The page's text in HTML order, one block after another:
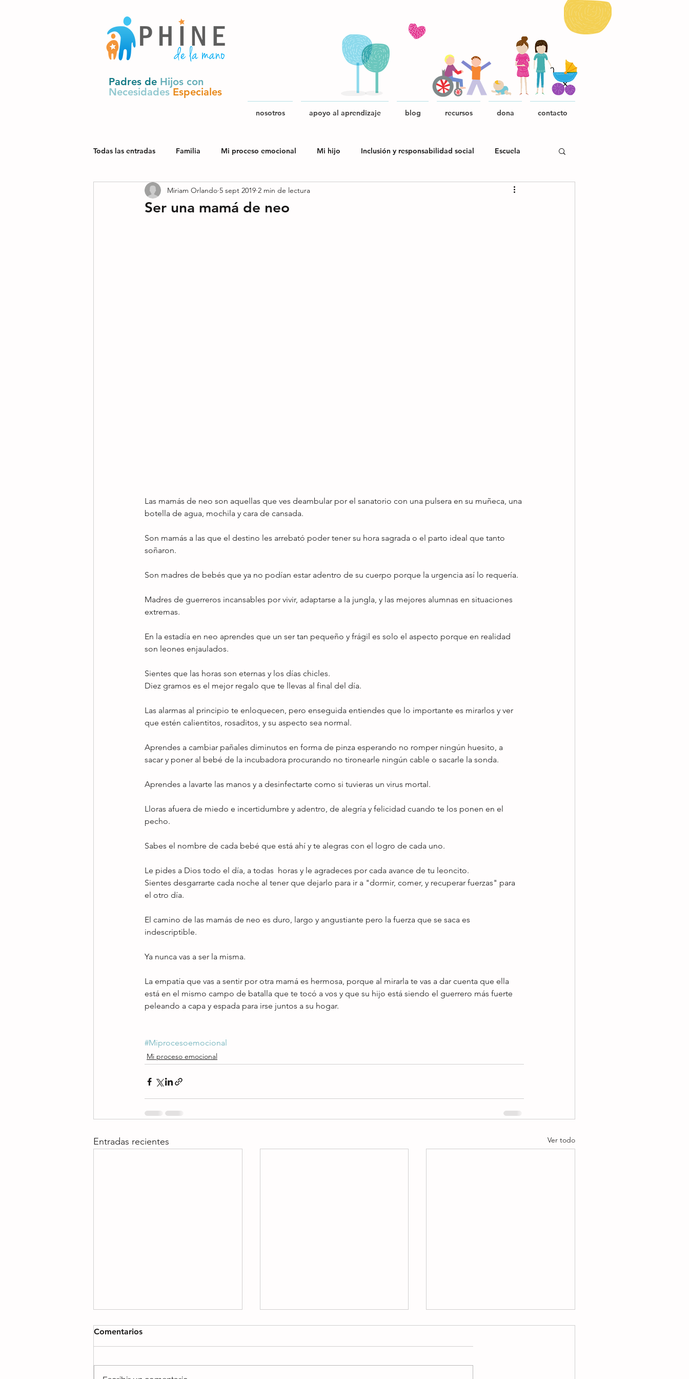
Padres de Hijos con
NecesidadesEspeciales
nosotros apoyo al aprendizaje blog recursos dona contacto
Todas las entradas Familia Mi proceso emocional Mi hijo Inclusión y responsabilidad social Escuela
Derechos y política pública
Ser una mamá de neo
Miriam Orlando 5 sept 2019 2 min de lectura
Las mamás de neo son aquellas que ves deambular por el sanatorio con una pulsera en su muñeca, una
botella de agua, mochila y cara de cansada.
Son mamás a las que el destino les arrebató poder tener su hora sagrada o el parto ideal que tanto
soñaron.
Son madres de bebés que ya no podían estar adentro de su cuerpo porque la urgencia así lo requería.
Madres de guerreros incansables por vivir, adaptarse a la jungla, y las mejores alumnas en situaciones
extremas.
En la estadía en neo aprendes que un ser tan pequeño y frágil es solo el aspecto porque en realidad
son leones enjaulados.
Sientes que las horas son eternas y los días chicles.
Diez gramos es el mejor regalo que te llevas al final del día.
Las alarmas al principio te enloquecen, pero enseguida entiendes que lo importante es mirarlos y ver
que estén calientitos, rosaditos, y su aspecto sea normal.
Aprendes a cambiar pañales diminutos en forma de pinza esperando no romper ningún huesito, a
sacar y poner al bebé de la incubadora procurando no tironearle ningún cable o sacarle la sonda.
Aprendes a lavarte las manos y a desinfectarte como si tuvieras un virus mortal.
Lloras afuera de miedo e incertidumbre y adentro, de alegría y felicidad cuando te los ponen en el
pecho.
Sabes el nombre de cada bebé que está ahí y te alegras con el logro de cada uno.
Le pides a Dios todo el día, a todas  horas y le agradeces por cada avance de tu leoncito.
Sientes desgarrarte cada noche al tener que dejarlo para ir a "dormir, comer, y recuperar fuerzas" para
el otro día.
El camino de las mamás de neo es duro, largo y angustiante pero la fuerza que se saca es
indescriptible.
Ya nunca vas a ser la misma.
La empatía que vas a sentir por otra mamá es hermosa, porque al mirarla te vas a dar cuenta que ella
está en el mismo campo de batalla que te tocó a vos y que su hijo está siendo el guerrero más fuerte
peleando a capa y espada para irse juntos a su hogar.
#Miprocesoemocional
Mi proceso emocional
Entradas recientes Ver todo
Gracias PHINE
Comentarios